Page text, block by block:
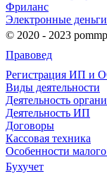
Фриланс
Электронные деньги
© 2020 - 2023
Правовед
Регистрация ИП и
Виды деятельности
Деятельность
Деятельность ИП
Договоры
Кассовая техника
Особенности малого
Бухучет